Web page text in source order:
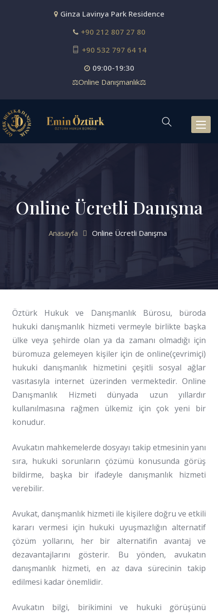
Ginza Lavinya Park Residence
+90 212 807 27 80
+90 532 797 64 14
09:00-19:30
⚖️Online Danışmanlık⚖️
Online Ücretli Danışma
Anasayfa Online Ücretli Danışma
Öztürk Hukuk ve Danışmanlık Bürosu, büroda
hukuki danışmanlık hizmeti vermeyle birlikte başka
ülke veya şehirde olan ya da zamanı olmadığı için
büromuza gelemeyen kişiler için de online(çevrimiçi)
hukuki danışmanlık hizmetini çeşitli sosyal ağlar
vasıtasıyla internet üzerinden vermektedir. Online
Danışmanlık Hizmeti dünyada uzun yıllardır
kullanılmasına rağmen ülkemiz için çok yeni bir
konudur.
Avukatın mahkemelerde dosyayı takip etmesinin yanı
sıra, hukuki sorunların çözümü konusunda görüş
bildirme, başka bir ifadeyle danışmanlık hizmeti
verebilir.
Avukat, danışmanlık hizmeti ile kişilere doğru ve etkili
kararı vermesi için hukuki uyuşmazlığın alternatif
çözüm yollarını, her bir alternatifin avantaj ve
dezavantajlarını gösterir. Bu yönden, avukatın
danışmanlık hizmeti, en az dava sürecinin takip
edilmesi kadar önemlidir.
Avukatın bilgi, birikimini ve hukuki görüşünü